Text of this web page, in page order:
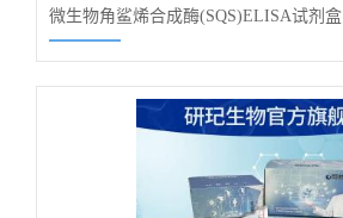
微生物角鲨烯合成酶(SQS)ELISA试剂盒